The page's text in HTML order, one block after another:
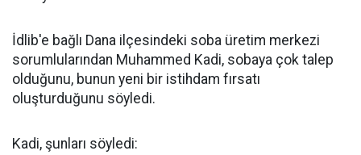
İdlib'e bağlı Dana ilçesindeki soba üretim merkezi
sorumlularından Muhammed Kadi, sobaya çok talep
olduğunu, bunun yeni bir istihdam fırsatı
oluşturduğunu söyledi.
Kadi, şunları söyledi: